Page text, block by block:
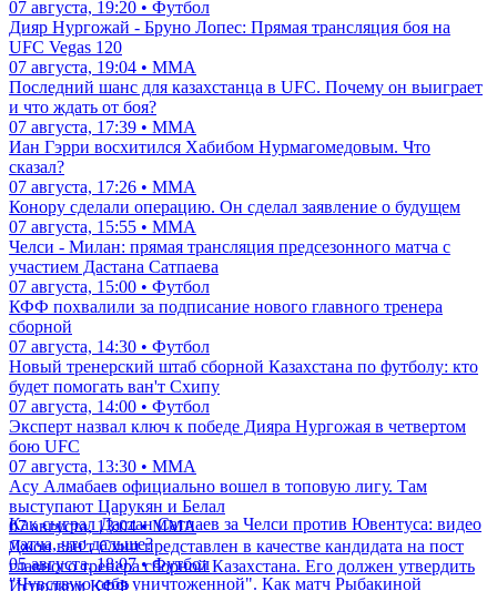
07 августа, 19:20 • Футбол
Дияр Нургожай - Бруно Лопес: Прямая трансляция боя на
UFC Vegas 120
07 августа, 19:04 • ММА
Последний шанс для казахстанца в UFC. Почему он выиграет
и что ждать от боя?
07 августа, 17:39 • ММА
Иан Гэрри восхитился Хабибом Нурмагомедовым. Что
сказал?
07 августа, 17:26 • ММА
Конору сделали операцию. Он сделал заявление о будущем
07 августа, 15:55 • ММА
Челси - Милан: прямая трансляция предсезонного матча с
участием Дастана Сатпаева
07 августа, 15:00 • Футбол
КФФ похвалили за подписание нового главного тренера
сборной
07 августа, 14:30 • Футбол
Новый тренерский штаб сборной Казахстана по футболу: кто
будет помогать ван'т Схипу
07 августа, 14:00 • Футбол
Эксперт назвал ключ к победе Дияра Нургожая в четвертом
бою UFC
07 августа, 13:30 • ММА
Асу Алмабаев официально вошел в топовую лигу. Там
выступают Царукян и Белал
07 августа, 13:04 • ММА
Джон ван'т Схип представлен в качестве кандидата на пост
главного тренера сборной Казахстана. Его должен утвердить
Исполком КФФ
Как сыграл Дастан Сатпаев за Челси против Ювентуса: видео
матча, что дальше?
05 августа, 18:07 • Футбол
"Чувствую себя уничтоженной". Как матч Рыбакиной